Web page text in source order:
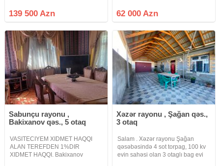
arasi monalit edilib mekteb bagca
evin duz yaninda. araz ve
cox
139 500 Azn
sənədidir (2000-ci il) Kommunal
xətlər mövcuddur: İşıq və qaz
62 000 Azn
Sabunçu rayonu ,
Bakixanov qəs., 5 otaq
VASITECIYEM XIDMET HAQQI
ALAN TEREFDEN 1%DIR
XIDMET HAQQI. Bakixanov
Xəzər rayonu , Şağan qəs.,
3 otaq
Salam . Xəzər rayonu Şağan
qəsəbəsində 4 sot torpag, 100 kv
evin sahəsi olan 3 otaglı bag evi